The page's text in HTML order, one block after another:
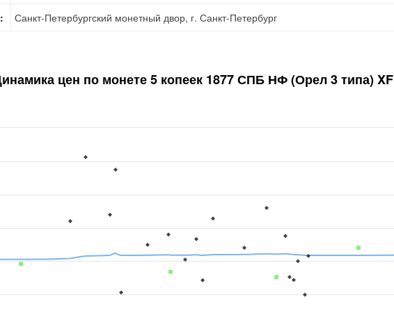
Санкт-Петербургский монетный двор, г. Санкт-Петербург
цен по монете5 копеек 1877 СПБ НФ (Орел 3 типа) XF